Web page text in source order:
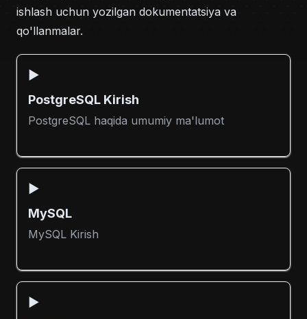
ishlash uchun yozilgan dokumentatsiya va
qo'llanmalar.
▶️
PostgreSQL Kirish
PostgreSQL haqida umumiy ma'lumot
▶️
MySQL
MySQL Kirish
▶️